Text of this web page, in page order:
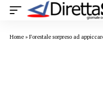
Home » Forestale sorpreso ad